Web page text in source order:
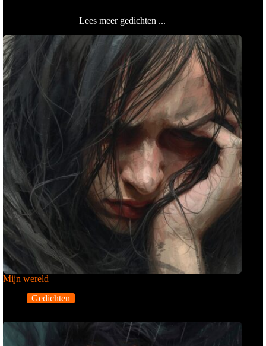
Lees meer gedichten ...
Mijn wereld
Gedichten